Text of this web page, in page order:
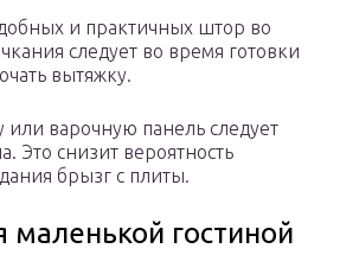
и практичных штор во
следует во время готовки
вытяжку.
или варочную панель следует
Это снизит вероятность
брызг с плиты.
гостиной